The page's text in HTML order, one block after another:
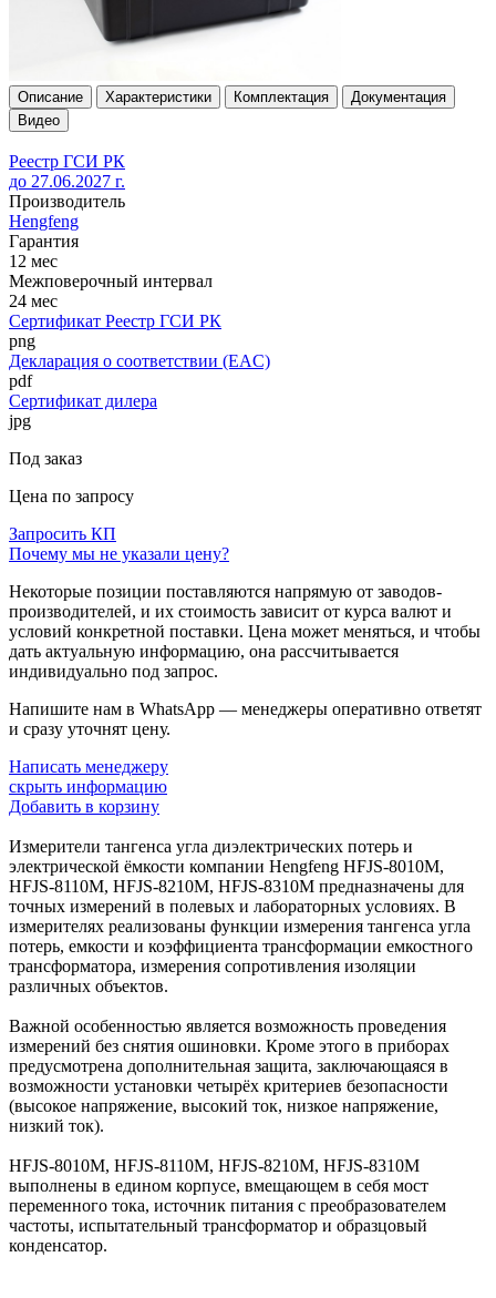
Описание Характеристики Комплектация
Документация
Видео
Реестр ГСИ РК
до 27.06.2027 г.
Производитель
Hengfeng
Гарантия
12 мес
Межповерочный интервал
24 мес
Сертификат Реестр ГСИ РК
png
Декларация о соответствии (EAC)
pdf
Сертификат дилера
jpg
Под заказ
Цена по запросу
Запросить КП
Почему мы не указали цену?
Некоторые позиции поставляются напрямую от заводов-
производителей, и их стоимость зависит от курса валют и
условий конкретной поставки. Цена может меняться, и чтобы
дать актуальную информацию, она рассчитывается
индивидуально под запрос.
Напишите нам в WhatsApp — менеджеры оперативно ответят
и сразу уточнят цену.
Написать менеджеру
скрыть информацию
Добавить в корзину
Измерители тангенса угла диэлектрических потерь и
электрической ёмкости компании Hengfeng HFJS-8010M,
HFJS-8110M, HFJS-8210M, HFJS-8310M предназначены для
точных измерений в полевых и лабораторных условиях. В
измерителях реализованы функции измерения тангенса угла
потерь, емкости и коэффициента трансформации емкостного
трансформатора, измерения сопротивления изоляции
различных объектов.
Важной особенностью является возможность проведения
измерений без снятия ошиновки. Кроме этого в приборах
предусмотрена дополнительная защита, заключающаяся в
возможности установки четырёх критериев безопасности
(высокое напряжение, высокий ток, низкое напряжение,
низкий ток).
HFJS-8010M, HFJS-8110M, HFJS-8210M, HFJS-8310M
выполнены в едином корпусе, вмещающем в себя мост
переменного тока, источник питания с преобразователем
частоты, испытательный трансформатор и образцовый
конденсатор.